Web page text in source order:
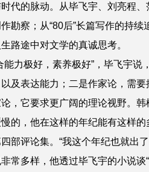
代的脉动。从毕飞宇、刘亮程
勘察；从“80后”长篇写作的持
路途中对文学的真诚思考。
力极好，素养极好”， 毕飞宇说
及表达能力；二是作家论，需
，它要求更广阔的理论视野。
的，他在这样的年纪能有这样的
部评论集。“我这个年纪也就出
常多样，他透过毕飞宇的小说